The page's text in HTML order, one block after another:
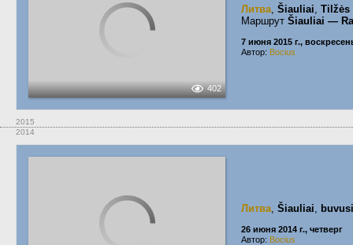
402
Литва, Šiauliai, Tilžės
Маршрут Šiauliai —
7 июня 2015 г.,
Автор: Bocius
2015
2014
Литва, Šiauliai,
26 июня 2014 г., четверг
Автор: Bocius